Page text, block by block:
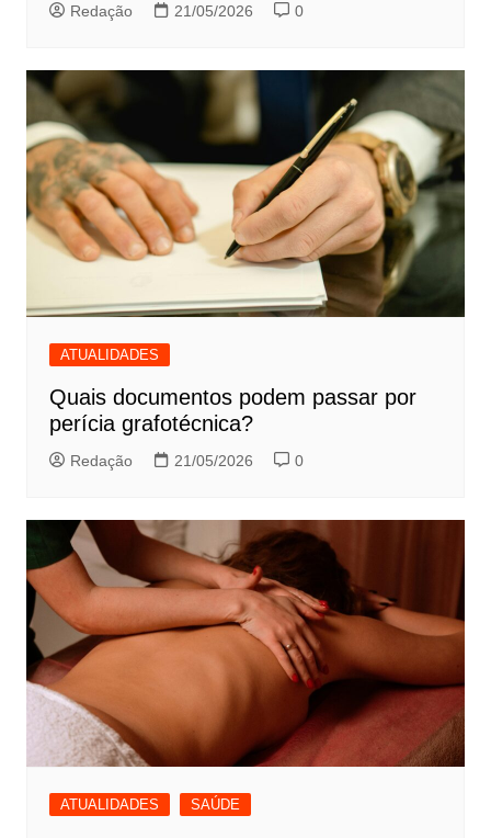
Redação 21/05/2026 0
ATUALIDADES
Quais documentos podem passar por
perícia grafotécnica?
Redação 21/05/2026 0
ATUALIDADES SAÚDE